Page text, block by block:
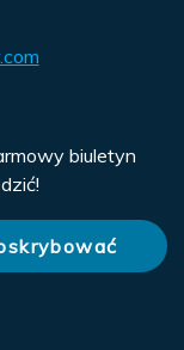
biuletyn